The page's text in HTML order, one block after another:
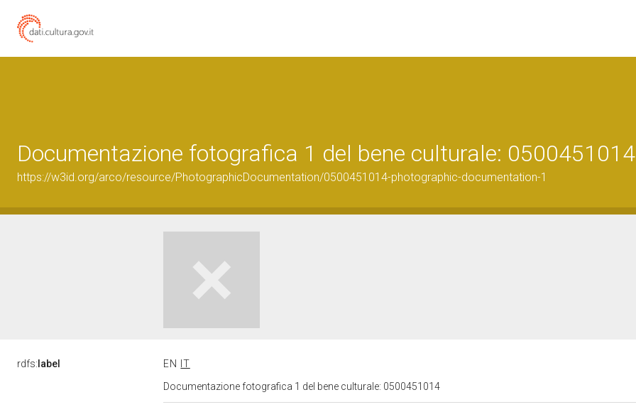
Documentazione fotografica 1 del bene culturale: 0500451014
https://w3id.org/arco/resource/PhotographicDocumentation/0500451014-photographic-documentation-1
rdfs: label EN
IT
Documentazione fotografica 1 del bene culturale: 0500451014